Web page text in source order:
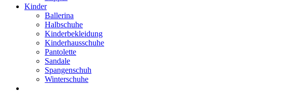
Kinder
Ballerina
Halbschuhe
Kinderbekleidung
Kinderhausschuhe
Pantolette
Sandale
Spangenschuh
Winterschuhe